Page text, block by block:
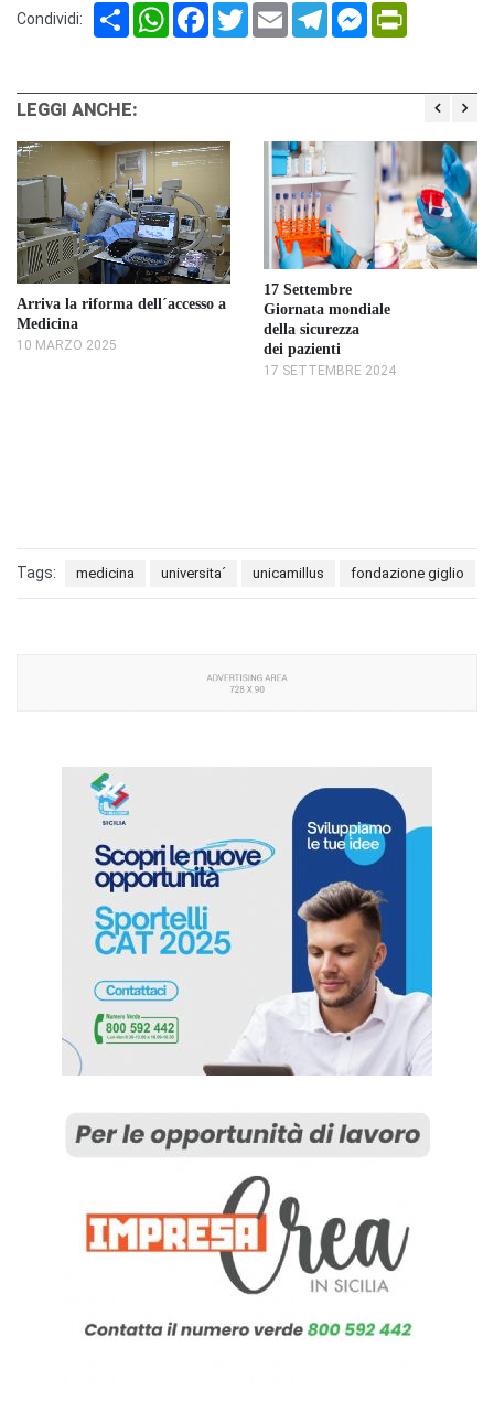
Condividi: Share WhatsAppFacebook
TwitterEmail TelegramMessenger
LEGGI ANCHE:
Arriva la riforma dell´accesso a
Medicina
10 MARZO 2025
17 Settembre
Giornata mondiale
della sicurezza
dei pazienti
17 SETTEMBRE 2024
Tags: medicina universita´ unicamillus fondazione giglio